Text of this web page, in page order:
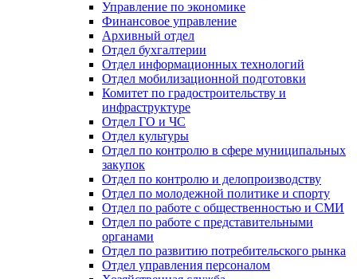
Управление по экономике
Финансовое управление
Архивный отдел
Отдел бухгалтерии
Отдел информационных технологий
Отдел мобилизационной подготовки
Комитет по градостроительству и
инфраструктуре
Отдел ГО и ЧС
Отдел культуры
Отдел по контролю в сфере муниципальных
закупок
Отдел по контролю и делопроизводству
Отдел по молодежной политике и спорту
Отдел по работе с общественностью и СМИ
Отдел по работе с представительными
органами
Отдел по развитию потребительского рынка
Отдел управления персоналом